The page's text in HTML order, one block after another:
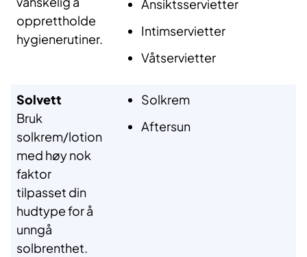
opprettholde
hygienerutiner.
Ansiktsservietter
Intimservietter
Våtservietter
Solvett
Bruk
solkrem/lotion
med høy nok
faktor
tilpasset din
hudtype for å
unngå
solbrenthet.
Solkrem
Aftersun